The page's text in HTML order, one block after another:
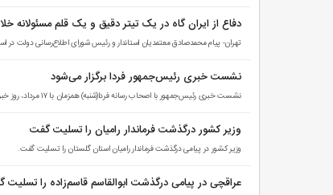
دفاع از ایران گاه در یک تیتر دقیق و یک قلم مسئولانه
تهران- پیام محمدصادق معتمدیان استاندار و رئیس شورای اطلاع‌رسانی دولت در
نشست خبری رئیس‌جمهور فردا برگزار می‌شود
نشست خبری رئیس‌جمهور با اصحاب رسانه فردا(شنبه) همزمان با ۱۷ مرداد، روز خبرنگار برگزار می‌شود.
وزیر کشور درگذشت فرماندار رامیان را تسلیت گفت
وزیر کشور در پیامی درگذشت فرماندار رامیان استان گلستان را تسلیت گفت.
عراقچی در پیامی درگذشت ابوالقاسم قاسم‌زاده را